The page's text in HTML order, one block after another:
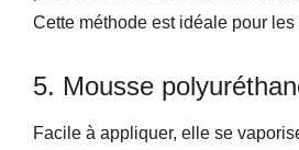
Cette méthode est idéale pour
5. Mousse
Facile à appliquer, elle se